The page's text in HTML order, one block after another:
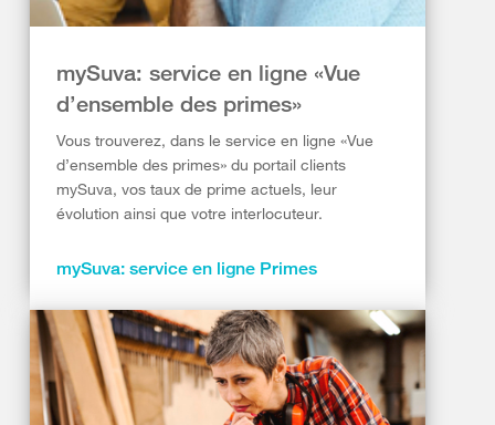
mySuva: service en ligne «Vue
d’ensemble des primes»
Vous trouverez, dans le service en ligne «Vue
d’ensemble des primes» du portail clients
mySuva, vos taux de prime actuels, leur
évolution ainsi que votre interlocuteur.
mySuva: service en ligne Primes